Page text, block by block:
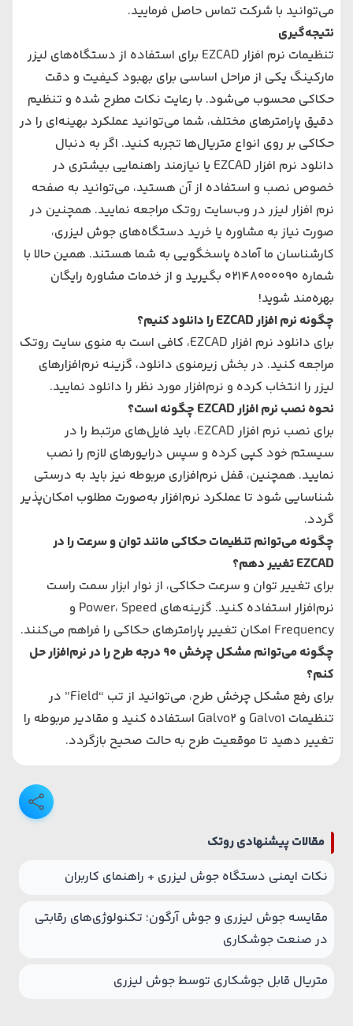
می‌توانید با شرکت تماس حاصل فرمایید.
نتیجه‌گیری
تنظیمات نرم‌ افزار EZCAD برای استفاده از دستگاه‌های لیزر
مارکینگ یکی از مراحل اساسی برای بهبود کیفیت و دقت
حکاکی محسوب می‌شود. با رعایت نکات مطرح شده و تنظیم
دقیق پارامترهای مختلف، شما می‌توانید عملکرد بهینه‌ای را در
حکاکی بر روی انواع متریال‌ها تجربه کنید. اگر به دنبال
دانلود نرم‌ افزار EZCAD یا نیازمند راهنمایی بیشتری در
خصوص نصب و استفاده از آن هستید، می‌توانید به صفحه
نرم‌ افزار لیزر در وب‌سایت روتک مراجعه نمایید. همچنین در
صورت نیاز به مشاوره یا خرید دستگاه‌های جوش لیزری،
کارشناسان ما آماده پاسخگویی به شما هستند. همین حالا با
شماره 02148000090 بگیرید و از خدمات مشاوره رایگان
بهره‌مند شوید!
چگونه نرم‌ افزار EZCAD را دانلود کنیم؟
برای دانلود نرم‌ افزار EZCAD، کافی است به منوی سایت روتک
مراجعه کنید. در بخش زیرمنوی دانلود، گزینه نرم‌افزارهای
لیزر را انتخاب کرده و نرم‌افزار مورد نظر را دانلود نمایید.
نحوه نصب نرم‌ افزار EZCAD چگونه است؟
برای نصب نرم‌ افزار EZCAD، باید فایل‌های مرتبط را در
سیستم خود کپی کرده و سپس درایورهای لازم را نصب
نمایید. همچنین، قفل نرم‌افزاری مربوطه نیز باید به درستی
شناسایی شود تا عملکرد نرم‌افزار به‌صورت مطلوب امکان‌پذیر
گردد.
چگونه می‌توانم تنظیمات حکاکی مانند توان و سرعت را در
EZCAD تغییر دهم؟
برای تغییر توان و سرعت حکاکی، از نوار ابزار سمت راست
نرم‌افزار استفاده کنید. گزینه‌های Power، Speed و
Frequency امکان تغییر پارامترهای حکاکی را فراهم می‌کنند.
چگونه می‌توانم مشکل چرخش ۹۰ درجه طرح را در نرم‌افزار حل
کنم؟
برای رفع مشکل چرخش طرح، می‌توانید از تب “Field” در
تنظیمات Galvo1 و Galvo2 استفاده کنید و مقادیر مربوطه را
تغییر دهید تا موقعیت طرح به حالت صحیح بازگردد.
مقالات پیشنهادی روتک
نکات ایمنی دستگاه جوش لیزری + راهنمای کاربران
مقایسه جوش لیزری و جوش آرگون؛ تکنولوژی‌های رقابتی
در صنعت جوشکاری
متریال قابل جوشکاری توسط جوش لیزری